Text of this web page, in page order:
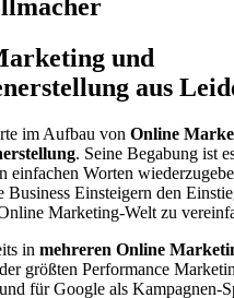
und
aus
im Aufbau von Online
. Seine Begabung ist
einfachen Worten
Business Einsteigern den
Marketing-Welt zu
in mehreren Online
größten Performance
für Google als Kampagnen-